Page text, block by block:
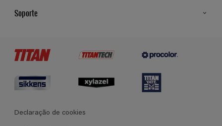
Soporte
Termos e Condições Gerais de Venda
Declaração de cookies